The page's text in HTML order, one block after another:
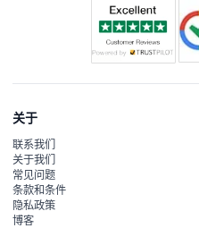
关于
联系我们
关于我们
常见问题
条款和条件
隐私政策
博客